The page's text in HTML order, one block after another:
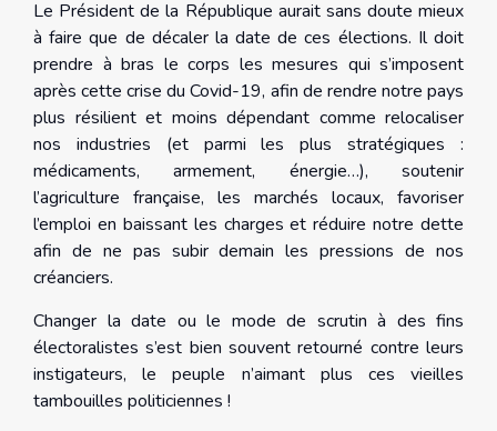
Le Président de la République aurait sans doute mieux
à faire que de décaler la date de ces élections. Il doit
prendre à bras le corps les mesures qui s’imposent
après cette crise du Covid-19, afin de rendre notre pays
plus résilient et moins dépendant comme relocaliser
nos industries (et parmi les plus stratégiques :
médicaments, armement, énergie…), soutenir
l’agriculture française, les marchés locaux, favoriser
l’emploi en baissant les charges et réduire notre dette
afin de ne pas subir demain les pressions de nos
créanciers.
Changer la date ou le mode de scrutin à des fins
électoralistes s’est bien souvent retourné contre leurs
instigateurs, le peuple n’aimant plus ces vieilles
tambouilles politiciennes !